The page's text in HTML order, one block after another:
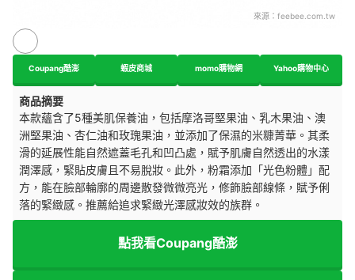
來源： feebee.com.tw
Coupang酷澎 蝦皮商城 momo購物網 Yahoo購物中心
商品摘要
本款蘊含了5種美肌保養油，包括摩洛哥堅果油、乳木果油、澳
洲堅果油、杏仁油和玫瑰果油，並添加了保濕的米糠菁華。其柔
滑的延展性能自然遮蓋毛孔和凹凸處，賦予肌膚自然透出的水漾
潤澤感，緊貼皮膚且不易脫妝。此外，粉霜添加「光色粉體」配
方，能在臉部輪廓的周邊散發微微亮光，修飾臉部線條，賦予俐
落的緊緻感。推薦給追求緊緻光澤感妝效的族群。
點我看Coupang酷澎